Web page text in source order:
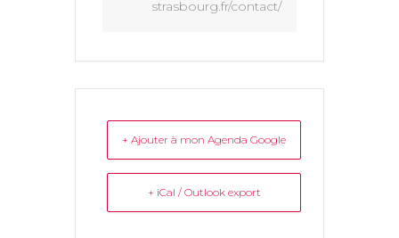
strasbourg.fr/contact/
+ Ajouter à mon Agenda Google
+ iCal / Outlook export